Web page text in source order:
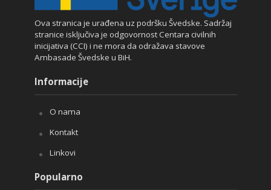
Ova stranica je urađena uz podršku Švedske. Sadržaj
stranice isključiva je odgovornost Centara civilnih
inicijativa (CCI) i ne mora da odražava stavove
Ambasade Švedske u BiH.
Informacije
O nama
Kontakt
Linkovi
Popularno